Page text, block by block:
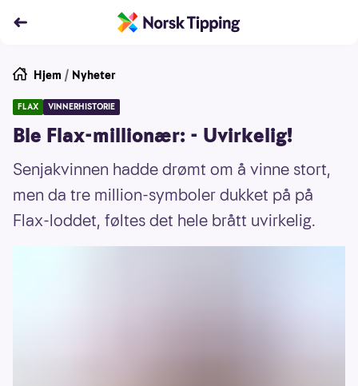
Hjem / Nyheter
FLAX VINNERHISTORIE
Ble Flax-millionær: - Uvirkelig!
Senjakvinnen hadde drømt om å vinne stort,
men da tre million-symboler dukket på på
Flax-loddet, føltes det hele brått uvirkelig.